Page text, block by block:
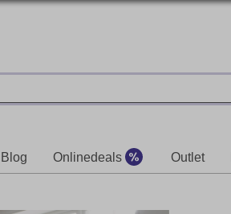
Blog Onlinedeals Outlet